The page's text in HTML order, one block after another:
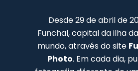
Desde 29 de abril de
Funchal, capital da ilha
mundo, através do site
Photo. Em cada dia,